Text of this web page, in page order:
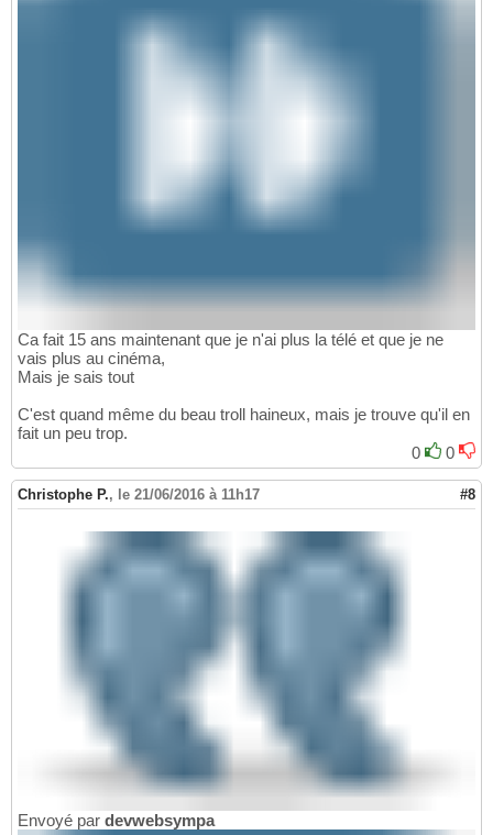
Ca fait 15 ans maintenant que je n'ai plus la télé et que je ne
vais plus au cinéma,
Mais je sais tout
C'est quand même du beau troll haineux, mais je trouve qu'il en
fait un peu trop.
0
0
Christophe P., le 21/06/2016 à 11h17 #8
Envoyé par devwebsympa